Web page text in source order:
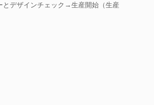
とデザインチェック→生産開始（生産